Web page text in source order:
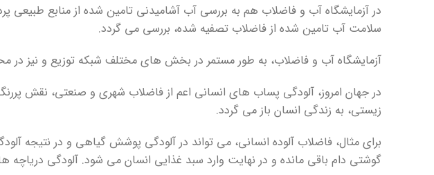
در آزمایشگاه آب و فاضلاب هم به بررسی آب آشامیدنی تامین شده از منابع
سلامت آب تامین شده از فاضلاب تصفیه شده، بررسی می گردد.
آزمایشگاه آب و فاضلاب، به طور مستمر در بخش های مختلف شبکه توزیع و نیز در
در جهان امروز، آلودگی پساب های انسانی اعم از فاضلاب شهری و صنعتی، نقش
زیستی، به زندگی انسان باز می گردد.
برای مثال، فاضلاب آلوده انسانی، می تواند در آلودگی پوشش گیاهی و در نتیجه
گوشتی دام باقی مانده و در نهایت وارد سبد غذایی انسان می شود. آلودگی